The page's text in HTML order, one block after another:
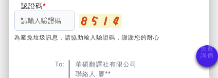
認證碼
為避免垃圾訊息，請協助輸入驗證碼，謝謝您的耐心
To:
華碩翻譯社有限公司
聯絡人:廖**